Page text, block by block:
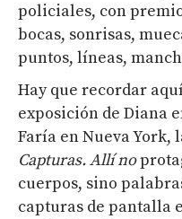
policiales, con
bocas, sonrisas,
puntos, líneas,
Hay que recordar
exposición de Diana
Faría en Nueva York,
Capturas. Allí no
cuerpos, sino
capturas de pantalla